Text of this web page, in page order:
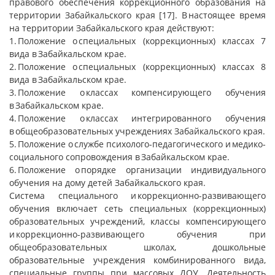
территории Забайкальского края [17]. В настоящее время
на территории Забайкальского края действуют:
1. Положение о специальных (коррекционных) классах 7
вида в Забайкальском крае.
2. Положение о специальных (коррекционных) классах 8
вида в Забайкальском крае.
3. Положение о классах компенсирующего обучения
в Забайкальском крае.
4. Положение о классах интегрированного обучения
в общеобразовательных учреждениях Забайкальского края.
5. Положение о службе психолого-педагогического и медико-
социального сопровождения в Забайкальском крае.
6. Положение о порядке организации индивидуального
обучения на дому детей Забайкальского края.
Система специального и коррекционно-развивающего
обучения включает сеть специальных (коррекционных)
образовательных учреждений, классы компенсирующего
и коррекционно-развивающего обучения при
общеобразовательных школах, дошкольные
образовательные учреждения комбинированного вида,